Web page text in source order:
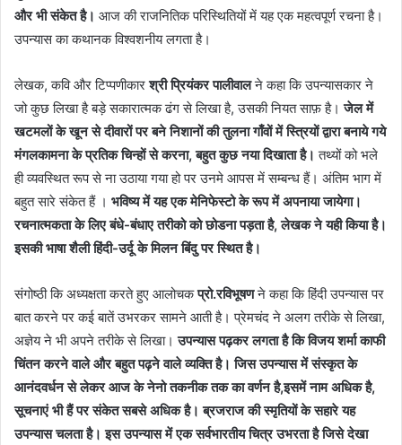
और भी संकेत है। आज की राजनितिक परिस्थितियों में यह एक महत्वपूर्ण रचना है।
उपन्यास का कथानक विश्वशनीय लगता है।
लेखक, कवि और टिप्पणीकारश्री प्रियंकर पालीवालने कहा कि उपन्यासकार ने
जो कुछ लिखा है बड़े सकारात्मक ढंग से लिखा है, उसकी नियत साफ़ है।जेल में
खटमलों के खून से दीवारों पर बने निशानों की तुलना गाँवों में स्त्रियों द्वारा बनाये गये
मंगलकामना के प्रतिक चिन्हों से करना, बहुत कुछ नया दिखाता है। तथ्यों को भले
ही व्यवस्थित रूप से ना उठाया गया हो पर उनमे आपस में सम्बन्ध हैं। अंतिम भाग में
बहुत सारे संकेत हैं । भविष्य में यह एक मेनिफेस्टो के रूप में अपनाया जायेगा।
रचनात्मकता के लिए बंधे-बंधाए तरीको को छोडना पड़ता है, लेखक ने यही किया है।
इसकी भाषा शैली हिंदी-उर्दू के मिलन बिंदु पर स्थित है।
संगोष्ठी कि अध्यक्षता करते हुए आलोचकप्रो.रविभूषणने कहा कि हिंदी उपन्यास पर
बात करने पर कई बातें उभरकर सामने आती है। प्रेमचंद ने अलग तरीके से लिखा,
अज्ञेय ने भी अपने तरीके से लिखा।उपन्यास पढ़कर लगता है कि विजय शर्मा काफी
चिंतन करने वाले और बहुत पढ़ने वाले व्यक्ति है। जिस उपन्यास में संस्कृत के
आनंदवर्धन से लेकर आज के नेनो तकनीक तक का वर्णन है,इसमें नाम अधिक है,
सूचनाएं भी हैं पर संकेत सबसे अधिक है। ब्रजराज की स्मृतियों के सहारे यह
उपन्यास चलता है। इस उपन्यास में एक सर्वभारतीय चित्र उभरता है जिसे देखा